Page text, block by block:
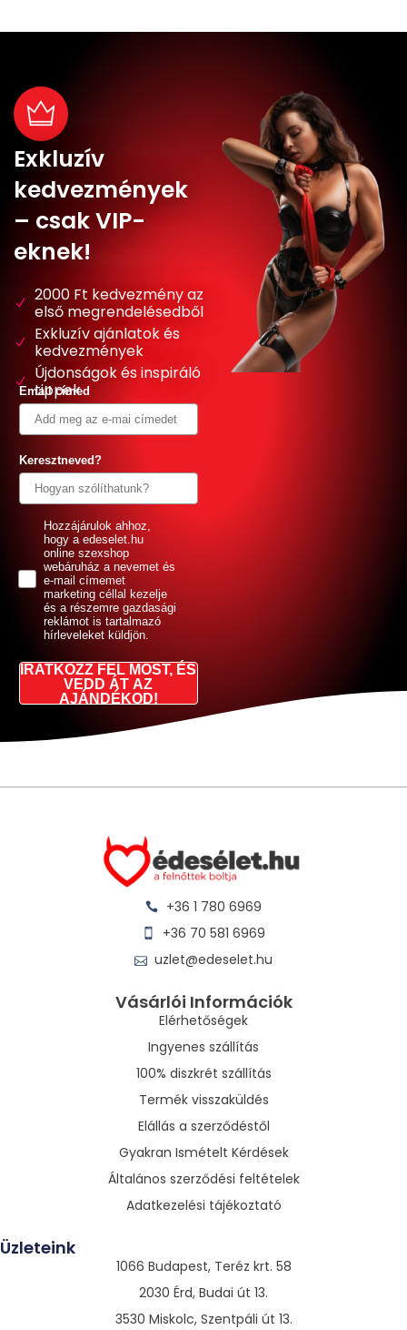
Exkluzív
kedvezmények
– csak VIP-
eknek!
2000 Ft kedvezmény az
első megrendelésedből
Exkluzív ajánlatok és
kedvezmények
Újdonságok és inspiráló
tippek
Email címed
Keresztneved?
GDPRHozzájárulok ahhoz,
hogy a edeselet.hu
online szexshop
webáruház a nevemet és
e-mail címemet
marketing céllal kezelje
és a részemre gazdasági
reklámot is tartalmazó
hírleveleket küldjön.
IRATKOZZ FEL MOST, ÉS
VEDD ÁT AZ
AJÁNDÉKOD!
+36 1 780 6969
+36 70 581 6969
uzlet@edeselet.hu
Vásárlói Információk
Elérhetőségek
Ingyenes szállítás
100% diszkrét szállítás
Termék visszaküldés
Elállás a szerződéstől
Gyakran Ismételt Kérdések
Általános szerződési feltételek
Adatkezelési tájékoztató
Üzleteink
1066 Budapest, Teréz krt. 58
2030 Érd, Budai út 13.
3530 Miskolc, Szentpáli út 13.